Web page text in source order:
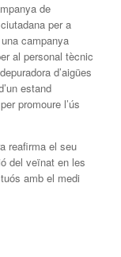
de
per a
campanya
al personal tècnic
d’aigües
estand
promoure l’ús
reafirma el seu
del veïnat en les
amb el medi